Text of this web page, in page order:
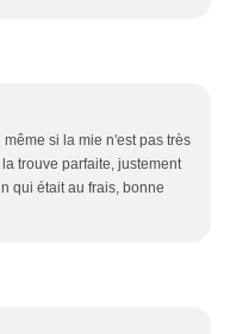
si la mie n'est pas très
trouve parfaite, justement
qui était au frais, bonne